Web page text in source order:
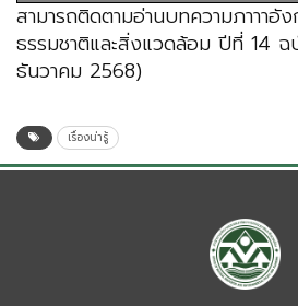
สามารถติดตามอ่านบทความภาาาอั
ธรรมชาติและสิ่งแวดล้อม ปีที่ 14
ธันวาคม 2568)
เรื่องน่ารู้